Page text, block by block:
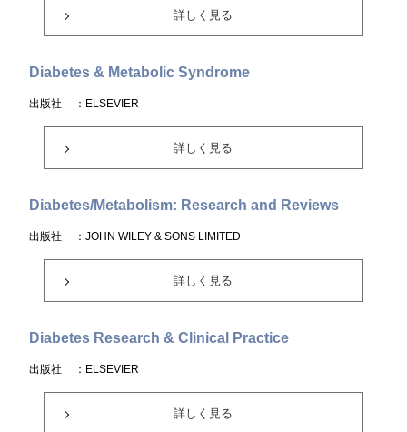
詳しく見る
Diabetes & Metabolic Syndrome
出版社 ：ELSEVIER
詳しく見る
Diabetes/Metabolism: Research and Reviews
出版社 ：JOHN WILEY & SONS LIMITED
詳しく見る
Diabetes Research & Clinical Practice
出版社 ：ELSEVIER
詳しく見る